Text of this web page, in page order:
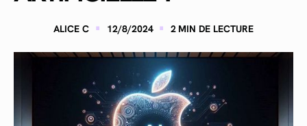
ALICE C · 12/8/2024 · 2 MIN DE LECTURE